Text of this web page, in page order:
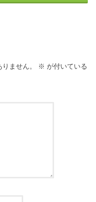
ません。 ※ が付いている